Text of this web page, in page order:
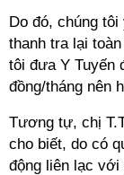
Do đó, chúng
thanh tra lại
tôi đưa Y Tuyến
đồng/tháng nên
Tương tự, chị
cho biết, do có
động liên lạc